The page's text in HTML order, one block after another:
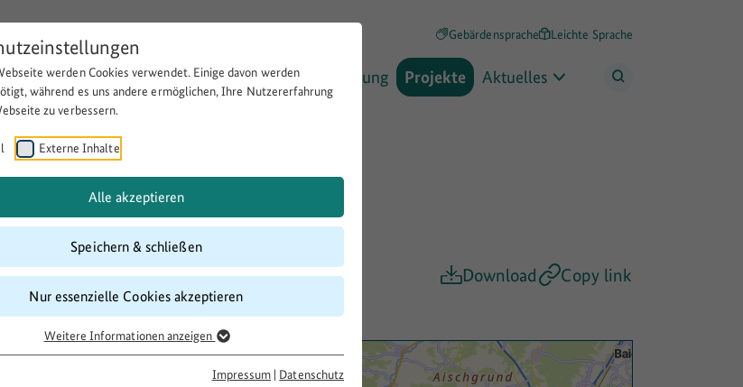
werden Cookies verwendet. Einige davon werden
während es uns andere ermöglichen, Ihre Nutzererfahrung
zu verbessern.
Externe Inhalte
Alle akzeptieren
Speichern & schließen
Nur essenzielle Cookies akzeptieren
Weitere Informationen anzeigen
Impressum | Datenschutz
Gebärdensprache Leichte Sprache
Über BULEplus Themen Förderung Projekte Aktuelles
Download Copy link